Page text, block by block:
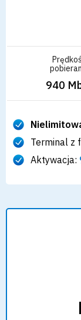
940
Terminal z
Aktywacja: